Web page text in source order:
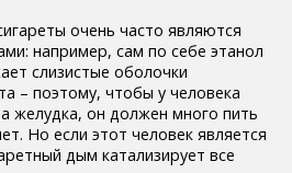
очень часто являются
например, сам по себе этанол
слизистые оболочки
– поэтому, чтобы у человека
желудка, он должен много пить
Но если этот человек является
дым катализирует все